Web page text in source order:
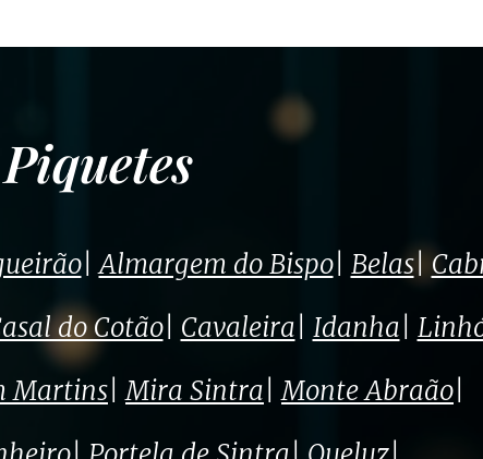
|Almargem do Bispo| Belas|
do Cotão| Cavaleira Idanha
Martins |Mira Sintra |Monte Abraão